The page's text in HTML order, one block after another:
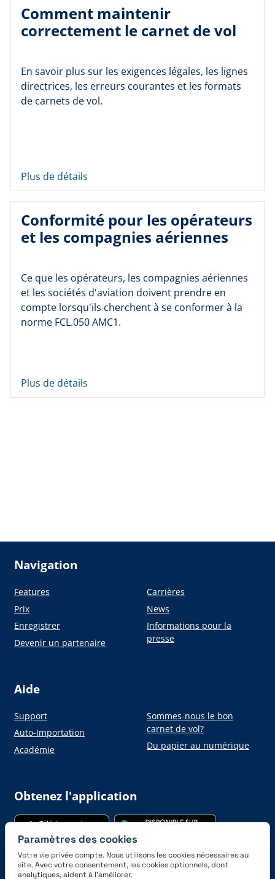
Comment maintenir
correctement le carnet de vol
En savoir plus sur les exigences légales, les lignes
directrices, les erreurs courantes et les formats
de carnets de vol.
Plus de détails
Conformité pour les opérateurs
et les compagnies aériennes
Ce que les opérateurs, les compagnies aériennes
et les sociétés d'aviation doivent prendre en
compte lorsqu'ils cherchent à se conformer à la
norme FCL.050 AMC1.
Plus de détails
Navigation
Features
Prix
Enregistrer
Devenir un partenaire
Carrières
News
Informations pour la
presse
Aide
Support
Auto-Importation
Académie
Sommes-nous le bon
carnet de vol?
Du papier au numérique
Obtenez l'application
Paramètres des cookies
Votre vie privée compte. Nous utilisons les cookies nécessaires au
site. Avec votre consentement, les cookies optionnels, dont
analytiques, aident à l’améliorer.